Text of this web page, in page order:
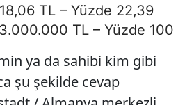
TL – Yüzde 22,39
TL – Yüzde 100
ya da sahibi kim gibi
şu şekilde cevap